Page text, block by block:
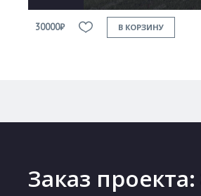
30000₽ В КОРЗИНУ
Заказ проекта: